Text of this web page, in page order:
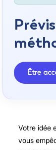
Être
Votre idée
vous